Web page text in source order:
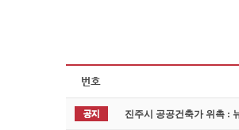
진주시 공공건축가 위촉 :